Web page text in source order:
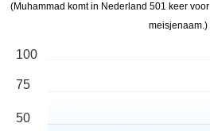
(Muhammad komt in Nederland 501 keer
meisjenaam.)
100
75
50